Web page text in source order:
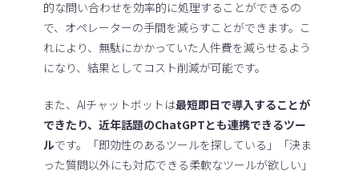
的な問い合わせを効率的に処理することができるの
で、オペレーターの手間を減らすことができます。こ
れにより、無駄にかかっていた人件費を減らせるよう
になり、結果としてコスト削減が可能です。
また、AIチャットボットは最短即日で導入することが
できたり、近年話題のChatGPTとも連携できるツー
ルです。「即効性のあるツールを探している」「決ま
った質問以外にも対応できる柔軟なツールが欲しい」